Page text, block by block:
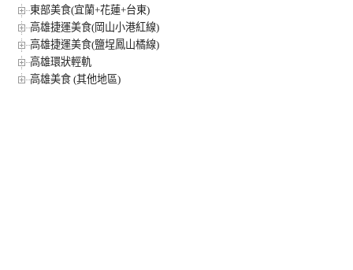
東部美食(宜蘭+花蓮+台東)
高雄捷運美食(岡山小港紅線)
高雄捷運美食(鹽埕鳳山橘線)
高雄環狀輕軌
高雄美食 (其他地區)